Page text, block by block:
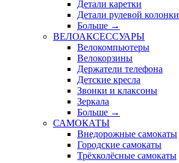
Детали каретки
Детали рулевой колонки
Больше →
ВЕЛОАКСЕССУАРЫ
Велокомпьютеры
Велокорзины
Держатели телефона
Детские кресла
Звонки и клаксоны
Зеркала
Больше →
САМОКАТЫ
Внедорожные самокаты
Городские самокаты
Трёхколёсные самокаты